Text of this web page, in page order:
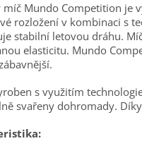
míč Mundo Competition je
rozložení v kombinaci s
stabilní letovou dráhu.
elasticitu. Mundo
s využitím
svařeny dohromady.